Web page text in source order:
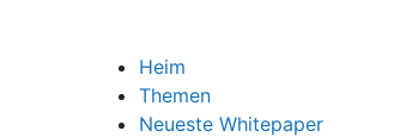
Heim
Themen
Neueste Whitepaper